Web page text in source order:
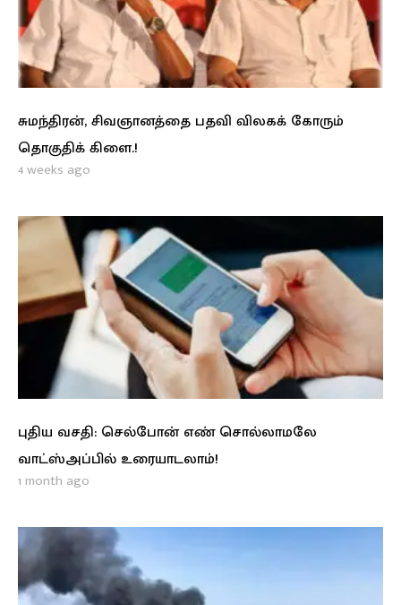
சுமந்திரன், சிவஞானத்தை பதவி விலகக் கோரும்
தொகுதிக் கிளை.!
4 weeks ago
புதிய வசதி: செல்போன் எண் சொல்லாமலே
வாட்ஸ்அப்பில் உரையாடலாம்!
1 month ago